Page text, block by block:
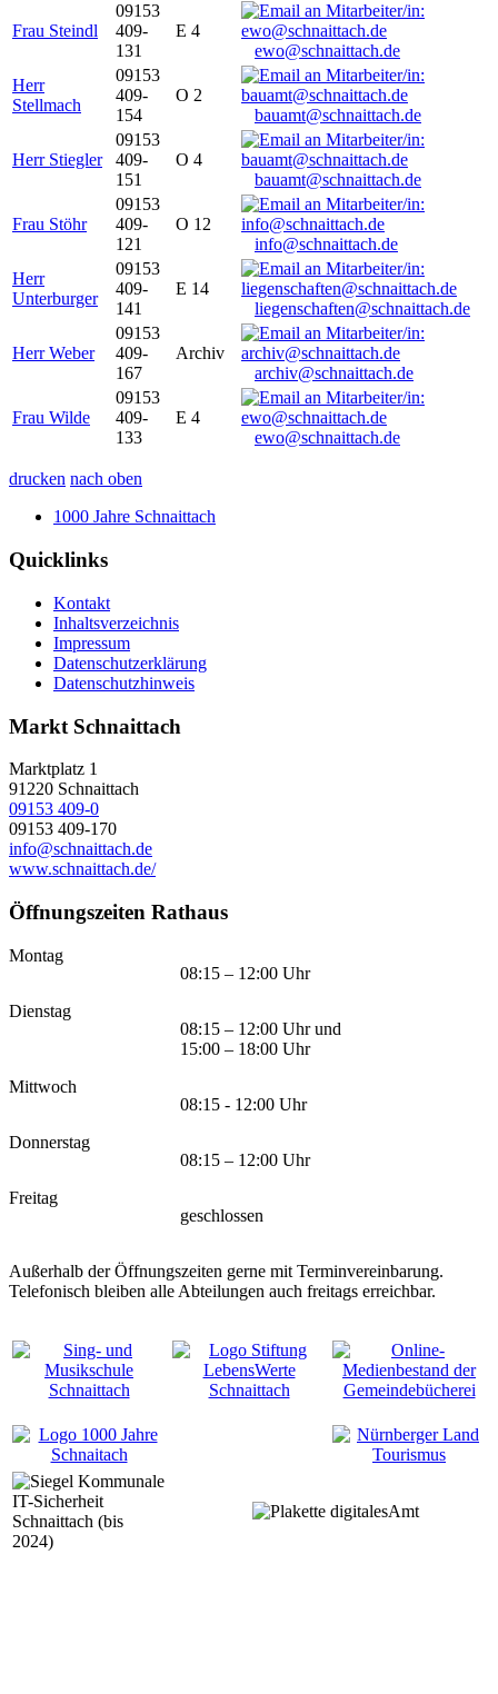
Frau Steindl
09153
409-
131
E 4
ewo@schnaittach.de
Herr
Stellmach
09153
409-
154
O 2
bauamt@schnaittach.de
Herr Stiegler
09153
409-
151
O 4
bauamt@schnaittach.de
Frau Stöhr
09153
409-
121
O 12
info@schnaittach.de
Herr
Unterburger
09153
409-
141
E 14
liegenschaften@schnaittach.de
Herr Weber
09153
409-
167
Archiv
archiv@schnaittach.de
Frau Wilde
09153
409-
133
E 4
ewo@schnaittach.de
drucken nach oben
1000 Jahre Schnaittach
Quicklinks
Kontakt
Inhaltsverzeichnis
Impressum
Datenschutzerklärung
Datenschutzhinweis
Markt Schnaittach
Marktplatz 1
91220 Schnaittach
09153 409-0
09153 409-170
info@schnaittach.de
www.schnaittach.de/
Öffnungszeiten Rathaus
Montag
08:15 – 12:00 Uhr
Dienstag
08:15 – 12:00 Uhr und
15:00 – 18:00 Uhr
Mittwoch
08:15 - 12:00 Uhr
Donnerstag
08:15 – 12:00 Uhr
Freitag
geschlossen
Außerhalb der Öffnungszeiten gerne mit Terminvereinbarung.
Telefonisch bleiben alle Abteilungen auch freitags erreichbar.